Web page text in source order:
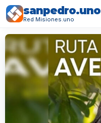
sanpedro.uno
Red Misiones.uno